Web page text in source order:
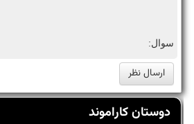
سوال:
دوستان کاراموند